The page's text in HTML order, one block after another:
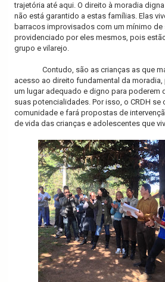
trajetória até aqui. O direito à moradia
não está garantido a estas famílias. Elas
barracos improvisados com um mínimo de
providenciado por eles mesmos, pois
grupo e vilarejo.
Contudo, são as crianças as que
acesso ao direito fundamental da
um lugar adequado e digno para poderem
suas potencialidades. Por isso, o CRDH
comunidade e fará propostas de
de vida das crianças e adolescentes que